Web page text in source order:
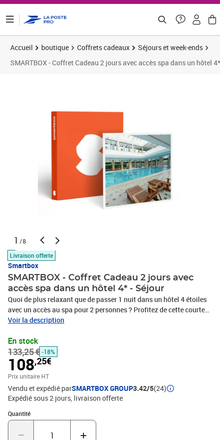
Accueil boutique Coffrets cadeaux
Séjours et week-ends
SMARTBOX - Coffret Cadeau 2 jours avec accès spa dans un hôtel
1 /8
Livraison offerte
Smartbox
SMARTBOX - Coffret Cadeau 2 jours avec
accès spa dans un hôtel 4* - Séjour
Quoi de plus relaxant que de passer 1 nuit dans un hôtel 4 étoiles
avec un accès au spa pour 2 personnes ? Profitez de cette courte
mais revigorante pause dans un superbe hôtel étoilé, où tous les
cadeau renferme des établissements 4 étoiles partout en France.
L'une de ces destinations sera votre cocon le temps d'une nuit, puis
vous pourrez profitez de votre accès au spa pour vous ressourcer.
Le lendemain vous aurez droit à un succulent petit-déjeuner. Un
cadeau pour vraiment gâter celui à qui on l'offre !1 nuit avec petit-
déjeuners et accès au spa pour 2 personnes5 séjours en hôtels 4*
Voir la description
En stock
133,25 € -18%
108,25€
Prix unitaire HT
Vendu et expédié parSMARTBOX GROUP3.42/5(24)
Expédié sous 2 jours livraison offerte
Quantité
Quantité : 1